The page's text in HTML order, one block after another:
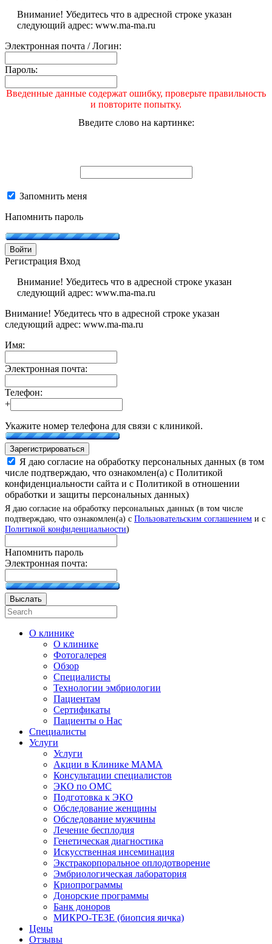
Внимание! Убедитесь что в адресной строке указан
следующий адрес: www.ma-ma.ru
Электронная почта / Логин:
Пароль:
Введенные данные содержат ошибку, проверьте правильность
и повторите попытку.
Введите слово на картинке:
Запомнить меня
Напомнить пароль
Войти
Регистрация Вход
Внимание! Убедитесь что в адресной строке указан
следующий адрес: www.ma-ma.ru
Внимание! Убедитесь что в адресной строке указан
следующий адрес: www.ma-ma.ru
Имя:
Электронная почта:
Телефон:
+
Укажите номер телефона для связи с клиникой.
Зарегистрироваться
Я даю согласие на обработку персональных данных (в том
числе подтверждаю, что ознакомлен(а) с Политикой
конфиденциальности сайта и с Политикой в отношении
обработки и защиты персональных данных)
Я даю согласие на обработку персональных данных (в том числе
подтверждаю, что ознакомлен(а) с Пользовательским соглашением и с
Политикой конфиденциальности)
Напомнить пароль
Электронная почта:
Выслать
О клинике
О клинике
Фотогалерея
Обзор
Специалисты
Технологии эмбриологии
Пациентам
Сертификаты
Пациенты о Нас
Специалисты
Услуги
Услуги
Акции в Клинике МАМА
Консультации специалистов
ЭКО по ОМС
Подготовка к ЭКО
Обследование женщины
Обследование мужчины
Лечение бесплодия
Генетическая диагностика
Искусственная инсеминация
Экстракорпоральное оплодотворение
Эмбриологическая лаборатория
Криопрограммы
Донорские программы
Банк доноров
МИКРО-ТЕЗЕ (биопсия яичка)
Цены
Отзывы